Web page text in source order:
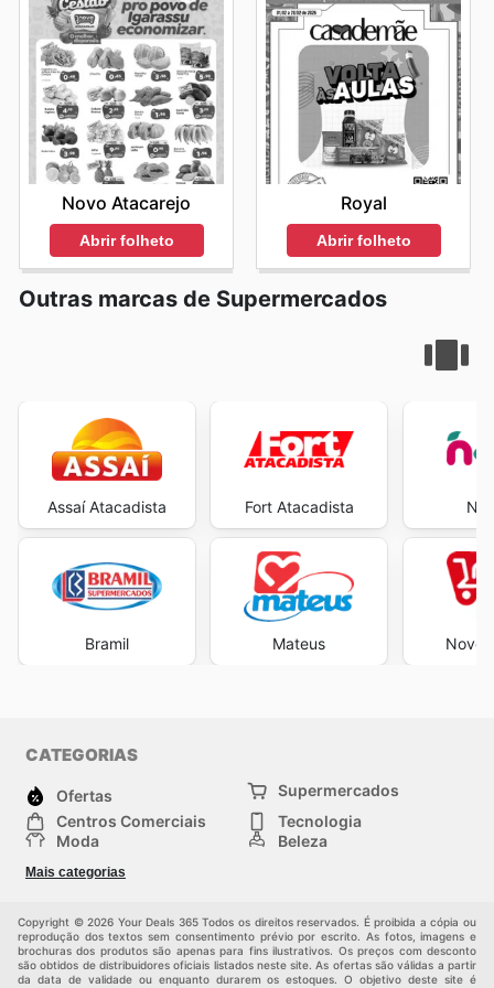
Novo Atacarejo
Abrir folheto
Royal
Abrir folheto
Outras marcas de Supermercados
Assaí Atacadista
Bramil
Fort Atacadista
Mateus Novo
CATEGORIAS
Ofertas
Supermercados
Centros Comerciais
Tecnologia
Moda
Beleza
Construção e jardinagem
Mais categorias
Copyright © 2026 Your Deals 365 Todos os direitos reservados. É proibida a cópia ou
reprodução dos textos sem consentimento prévio por escrito. As fotos, imagens e
brochuras dos produtos são apenas para fins ilustrativos. Os preços com desconto
são obtidos de distribuidores oficiais listados neste site. As ofertas são válidas a partir
da data de validade ou enquanto durarem os estoques. O objetivo deste site é